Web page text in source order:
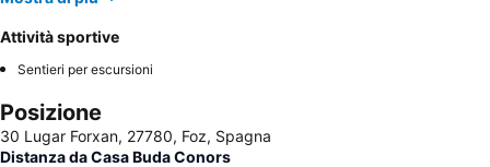
Attività sportive
Sentieri per escursioni
Posizione
30 Lugar Forxan, 27780, Foz, Spagna
Distanza da Casa Buda Conors